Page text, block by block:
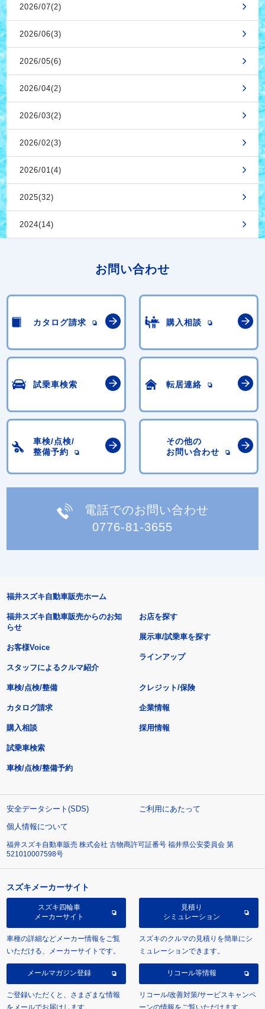
2026/07(2)
2026/06(3)
2026/05(6)
2026/04(2)
2026/03(2)
2026/02(3)
2026/01(4)
2025(32)
2024(14)
お問い合わせ
カタログ請求 購入相談
試乗車検索 転居連絡
車検/点検/
整備予約
その他の
お問い合わせ
電話でのお問い合わせ
0776-81-3655
福井スズキ自動車販売ホーム
福井スズキ自動車販売からのお知
らせ
お客様Voice
スタッフによるクルマ紹介
お店を探す
展示車/試乗車を探す
ラインアップ
車検/点検/整備 クレジット/保険
カタログ請求
購入相談
試乗車検索
車検/点検/整備予約
企業情報
採用情報
安全データシート(SDS)
ご利用にあたって
個人情報について
福井スズキ自動車販売 株式会社 古物商許可証番号 福井県公安委員会 第
521010007598号
スズキメーカーサイト
スズキ四輪車
メーカーサイト
車種の詳細などメーカー情報をご覧
いただける、メーカーサイトです。
見積り
シミュレーション
スズキのクルマの見積りを簡単にシ
ミュレーションできます。
メールマガジン登録
ご登録いただくと、さまざまな情報
をメールでお届けします。
リコール等情報
リコール/改善対策/サービスキャンペ
ーンの情報をご覧いただけます。